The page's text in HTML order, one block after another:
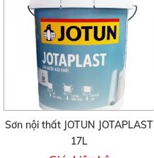
Sơn nội thất JOTUN JOTAPLAST
17L